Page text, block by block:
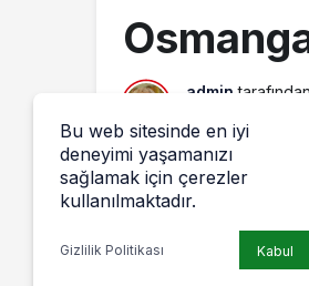
admin
9 Temmuz 2013,
Osmangazi Lisesi,
Bu web sitesinde en iyi
deneyimi yaşamanızı
sağlamak için çerezler
kullanılmaktadır.
Gizlilik Politikası Kabul